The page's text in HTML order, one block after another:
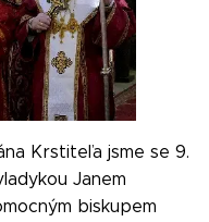
Krstiteľa jsme se 9.
Janem
biskupem